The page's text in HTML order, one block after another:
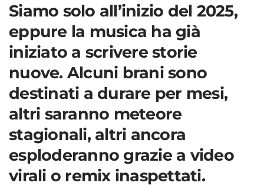
Siamo solo all’inizio del 2025,
eppure la musica ha già
iniziato a scrivere storie
nuove. Alcuni brani sono
destinati a durare per mesi,
altri saranno meteore
stagionali, altri ancora
esploderanno grazie a video
virali o remix inaspettati.